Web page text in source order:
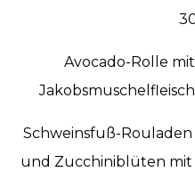
Avocado-Rolle
Schweinsfuß-
und Zucchiniblüten mit